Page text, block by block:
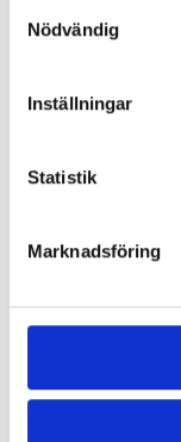
Nödvändig
Inställningar
Statistik
Marknadsföring
Pay & Collect in
Other